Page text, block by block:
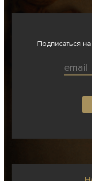
Подписаться